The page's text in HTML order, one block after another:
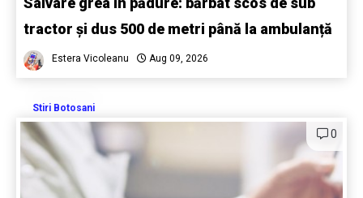
tractor și dus 500 de metri până la ambulanță
Estera Vicoleanu Aug 09, 2026
Stiri Botosani
0